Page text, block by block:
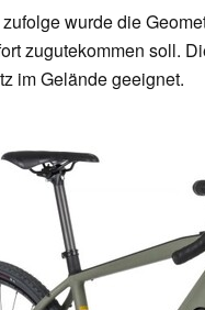
wurde die
zugutekommen soll.
im Gelände geeignet.